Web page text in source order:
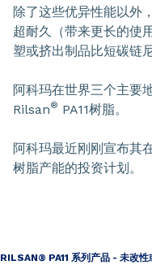
除了这些优异性能以外
超耐久（带来更长的使
塑或挤出制品比短碳链
阿科玛在世界三个主要
Rilsan® PA11树脂。
阿科玛最近刚刚宣布其
树脂产能的投资计划。
RILSAN® PA11 系列产品 - 未改性